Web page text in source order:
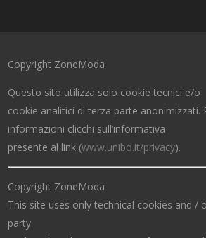
Copyright ZoneModa
Questo sito utilizza solo cookie tecnici e/o
cookie analitici di terza parte anonimizzati.
informazioni clicchi sull’informativa
presente al link (www.unibo.it/privacy).
Copyright ZoneModa
This site uses only technical cookies and /
party